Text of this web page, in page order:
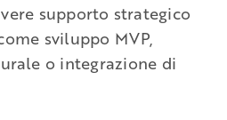
supporto strategico
sviluppo MVP,
o integrazione di